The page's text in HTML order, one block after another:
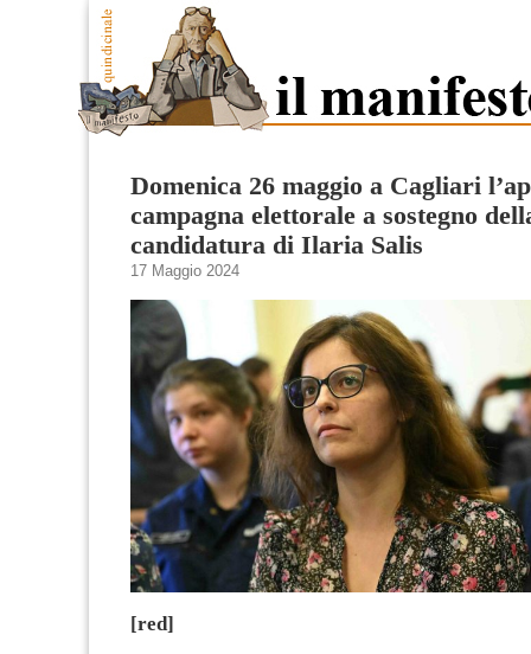
Domenica 26 maggio a Cagliari
campagna elettorale a sostegno
candidatura di Ilaria Salis
17 Maggio 2024
[red]